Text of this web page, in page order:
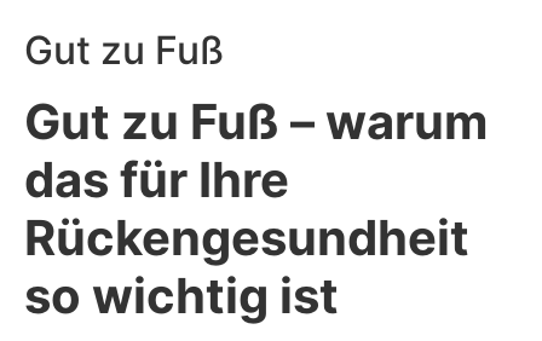
Gut zu Fuß
Gut zu Fuß – warum
das für Ihre
Rückengesundheit
so wichtig ist